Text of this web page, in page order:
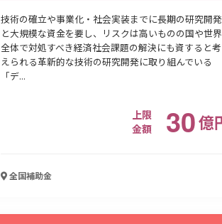
技術の確立や事業化・社会実装までに長期の研究開発
と大規模な資金を要し、リスクは高いものの国や世界
全体で対処すべき経済社会課題の解決にも資すると考
えられる革新的な技術の研究開発に取り組んでいる
「デ...
上限
金額
30億
全国補助金